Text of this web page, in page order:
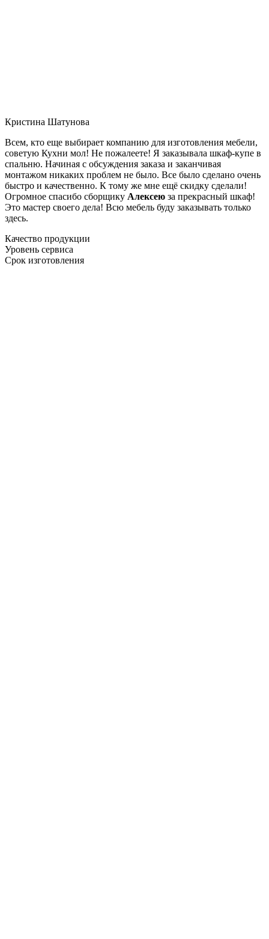
Кристина Шатунова
Всем, кто еще выбирает компанию для изготовления мебели,
советую Кухни мол! Не пожалеете! Я заказывала шкаф-купе в
спальню. Начиная с обсуждения заказа и заканчивая
монтажом никаких проблем не было. Все было сделано очень
быстро и качественно. К тому же мне ещё скидку сделали!
Огромное спасибо сборщику Алексею за прекрасный шкаф!
Это мастер своего дела! Всю мебель буду заказывать только
здесь.
Качество продукции
Уровень сервиса
Срок изготовления